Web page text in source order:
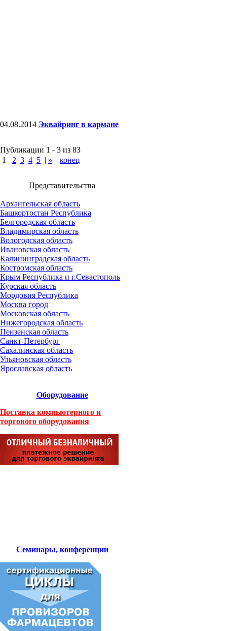
04.08.2014 Эквайринг в кармане
Публикации 1 - 3 из 83
1
2 3 4 5 | » | конец
Представительства
Архангельская область
Башкортостан Республика
Белгородская область
Владимирская область
Вологодская область
Ивановская область
Калининградская область
Костромская область
Крым Республика и г.Севастополь
Курская область
Мордовия Республика
Москва город
Московская область
Нижегородская область
Пензенская область
Санкт-Петербург
Сахалинская область
Ульяновская область
Ярославская область
Оборудование
Поставка компьютерного и
торгового оборудования
Семинары, конференции